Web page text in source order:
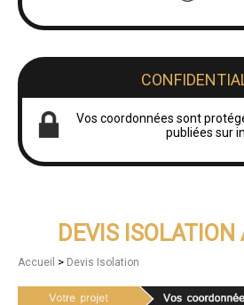
Vos coordonnées sont
publiées sur
DEVIS ISOLATION
Accueil > Devis Isolation